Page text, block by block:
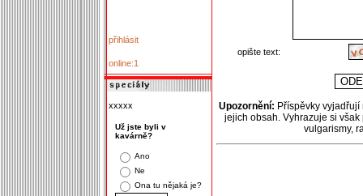
přihlásit
online:1
xxxxx
Už jste byli v
kavárně?
Ano
Ne
Ona tu nějaká je?
opište text:
Upozornění: Příspěvky
jejich obsah. Vyhrazuje si
vulgarismy,